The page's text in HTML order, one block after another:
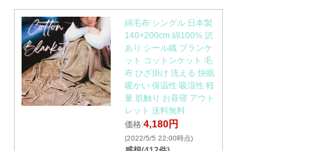
綿毛布 シングル 日本製
140×200cm 綿100% 訳
あり シール織 ブランケ
ット コットンケット 毛
布 ひざ掛け 洗える 快眠
暖かい 保温性 吸湿性 軽
量 肌触り お昼寝 アウト
レット 送料無料
価格:4,180円
(2022/5/5 22:00時点)